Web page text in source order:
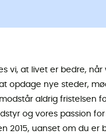
vi, at livet er bedre, når
opdage nye steder,
aldrig fristelsen
og vores passion for
2015, uanset om du er